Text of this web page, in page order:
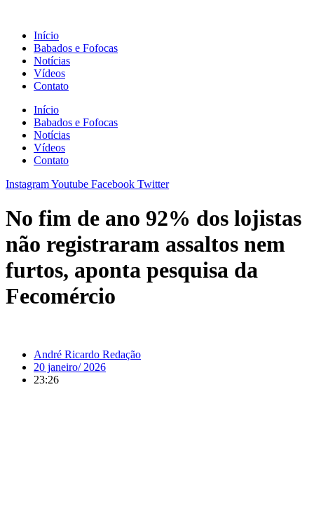
conteúdo
Início
Babados e Fofocas
Notícias
Vídeos
Contato
Início
Babados e Fofocas
Notícias
Vídeos
Contato
InstagramYoutube Facebook Twitter
No fim de ano 92% dos lojistas
não registraram assaltos nem
furtos, aponta pesquisa da
Fecomércio
André Ricardo Redação
20 janeiro/ 2026
23:26